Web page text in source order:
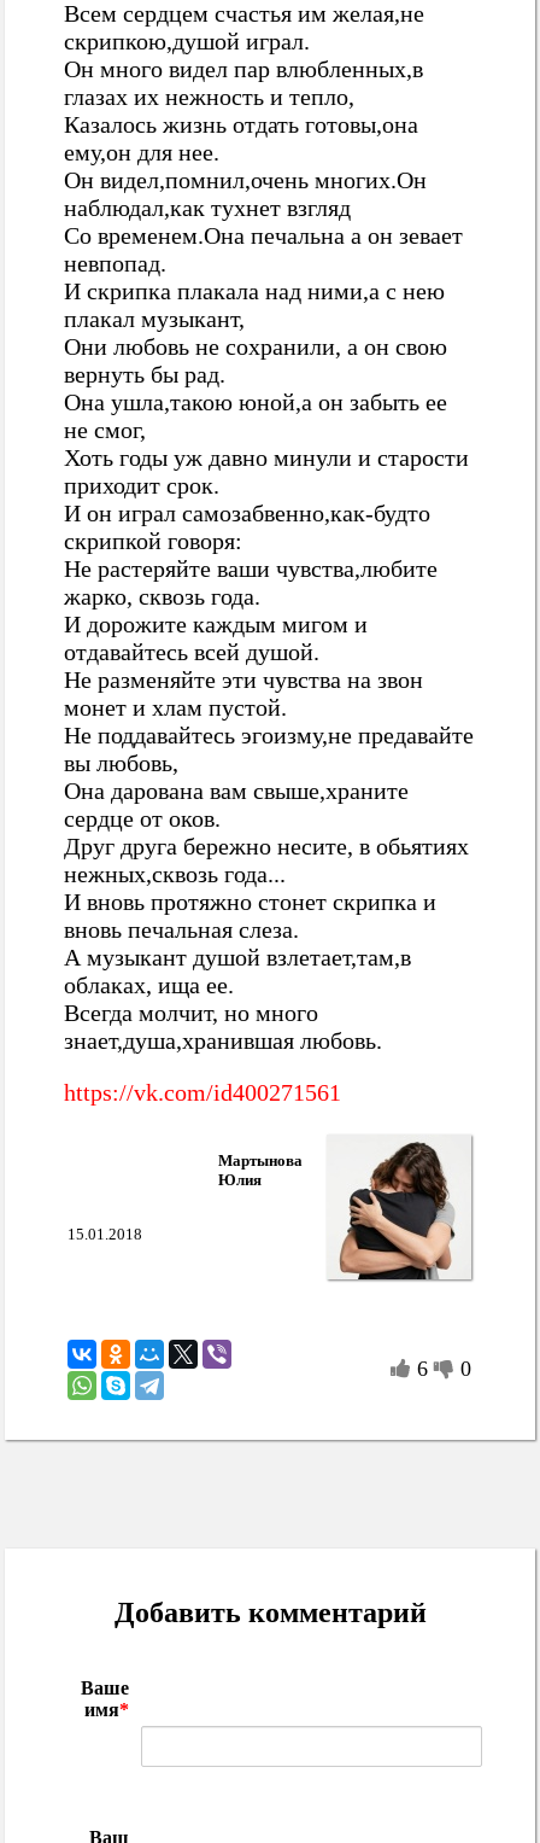
Всем сердцем счастья им желая,не
скрипкою,душой играл.
Он много видел пар влюбленных,в
глазах их нежность и тепло,
Казалось жизнь отдать готовы,она
ему,он для нее.
Он видел,помнил,очень многих.Он
наблюдал,как тухнет взгляд
Со временем.Она печальна а он зевает
невпопад.
И скрипка плакала над ними,а с нею
плакал музыкант,
Они любовь не сохранили, а он свою
вернуть бы рад.
Она ушла,такою юной,а он забыть ее
не смог,
Хоть годы уж давно минули и старости
приходит срок.
И он играл самозабвенно,как-будто
скрипкой говоря:
Не растеряйте ваши чувства,любите
жарко, сквозь года.
И дорожите каждым мигом и
отдавайтесь всей душой.
Не разменяйте эти чувства на звон
монет и хлам пустой.
Не поддавайтесь эгоизму,не предавайте
вы любовь,
Она дарована вам свыше,храните
сердце от оков.
Друг друга бережно несите, в обьятиях
нежных,сквозь года...
И вновь протяжно стонет скрипка и
вновь печальная слеза.
А музыкант душой взлетает,там,в
облаках, ища ее.
Всегда молчит, но много
знает,душа,хранившая любовь.
https://vk.com/id400271561
15.01.2018
Мартынова
Юлия
6 0
Добавить комментарий
Ваше
имя*
Ваш